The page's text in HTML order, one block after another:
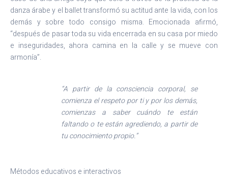
danza árabe y el ballet transformó su actitud ante la vida, con los
demás y sobre todo consigo misma. Emocionada afirmó,
“después de pasar toda su vida encerrada en su casa por miedo
e inseguridades, ahora camina en la calle y se mueve con
armonía”.
“A partir de la consciencia corporal, se
comienza el respeto por ti y por los demás,
comienzas a saber cuándo te están
faltando o te están agrediendo, a partir de
tu conocimiento propio.”
Métodos educativos e interactivos